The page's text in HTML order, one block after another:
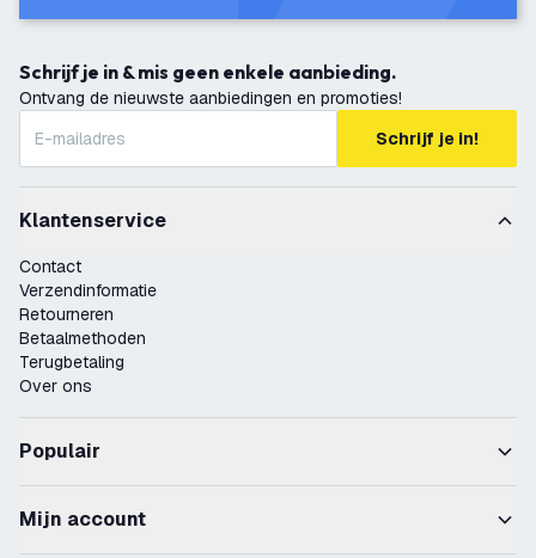
Schrijf je in & mis geen enkele aanbieding.
Ontvang de nieuwste aanbiedingen en promoties!
Schrijf je in!
Klantenservice
Contact
Verzendinformatie
Retourneren
Betaalmethoden
Terugbetaling
Over ons
Populair
Mijn account